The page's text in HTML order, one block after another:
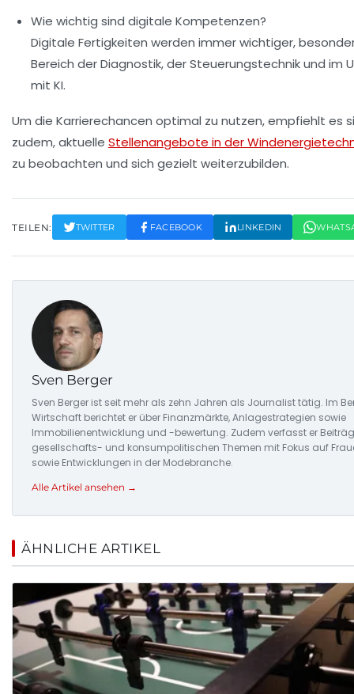
Wie wichtig sind digitale Kompetenzen?
Digitale Fertigkeiten werden immer wichtiger,
Bereich der Diagnostik, der Steuerungstechnik und im
mit KI.
Um die Karrierechancen optimal zu nutzen, empfiehlt es
zudem, aktuelle Stellenangebote in der
zu beobachten und sich gezielt weiterzubilden.
TEILEN: TWITTER FACEBOOK LINKEDIN
Sven Berger
Sven Berger ist seit mehr als zehn Jahren als Journalist tätig. Im
Wirtschaft berichtet er über Finanzmärkte, Anlagestrategien sowie
Immobilienentwicklung und -bewertung. Zudem verfasst er
gesellschafts- und konsumpolitischen Themen mit Fokus auf
sowie Entwicklungen in der Modebranche.
Alle Artikel ansehen →
ÄHNLICHE ARTIKEL